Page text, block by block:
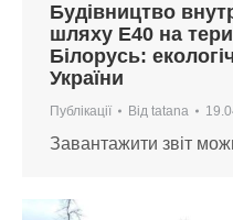
Будівництво
шляху Е40 на
Білорусь:
України
Публікації Від tatana
Завантажити звіт